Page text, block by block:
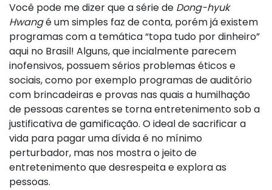
Você pode me dizer que a série de Dong-hyuk
Hwangé um simples faz de conta, porém já existem
programas com a temática “topa tudo por dinheiro”
aqui no Brasil! Alguns, que incialmente parecem
inofensivos, possuem sérios problemas éticos e
sociais, como por exemplo programas de auditório
com brincadeiras e provas nas quais a humilhação
de pessoas carentes se torna entretenimento sob a
justificativa de gamificação. O ideal de sacrificar a
vida para pagar uma dívida é no mínimo
perturbador, mas nos mostra o jeito de
entretenimento que desrespeita e explora as
pessoas.